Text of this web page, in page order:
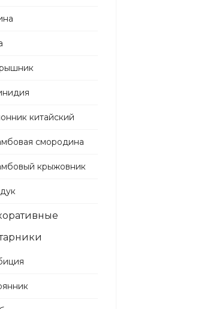
китайский
смородина
крыжовник